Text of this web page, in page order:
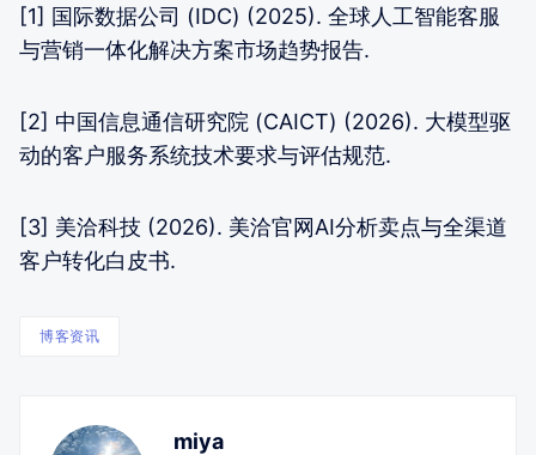
[1] 国际数据公司 (IDC) (2025). 全球人工智能客服
与营销一体化解决方案市场趋势报告.
[2] 中国信息通信研究院 (CAICT) (2026). 大模型驱
动的客户服务系统技术要求与评估规范.
[3] 美洽科技 (2026). 美洽官网AI分析卖点与全渠道
客户转化白皮书.
博客资讯
miya